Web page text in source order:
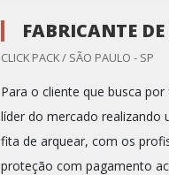
FABRICANTE
CLICK PACK / SÃO PAULO - SP
Para o cliente que busca
líder do mercado realizando
fita de arquear, com os
proteção com pagamento